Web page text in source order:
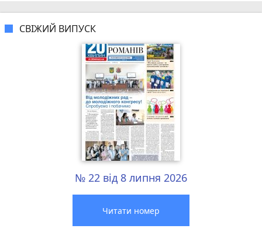
СВІЖИЙ ВИПУСК
№ 22 від 8 липня 2026
Читати номер